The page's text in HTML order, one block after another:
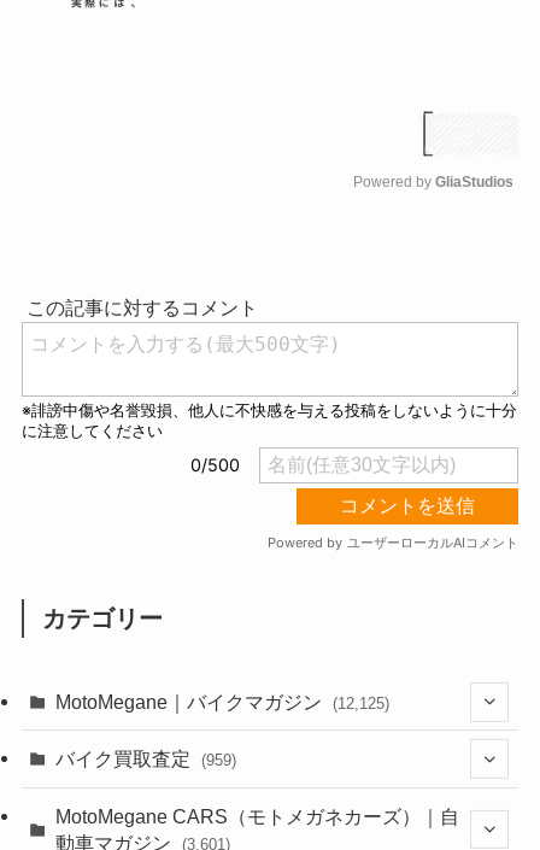
Powered by GliaStudios
カテゴリー
MotoMegane｜バイクマガジン (12,125)
(44)
バイク買取査定 (959)
(352)
MotoMegane CARS（モトメガネカーズ）｜自
動車マガジン
(3,601)